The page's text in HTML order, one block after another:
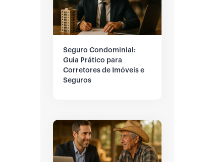
Seguro Condominial:
Guia Prático para
Corretores de Imóveis e
Seguros